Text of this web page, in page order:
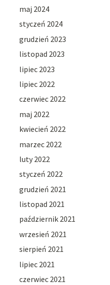
maj 2024
styczeń 2024
grudzień 2023
listopad 2023
lipiec 2023
lipiec 2022
czerwiec 2022
maj 2022
kwiecień 2022
marzec 2022
luty 2022
styczeń 2022
grudzień 2021
listopad 2021
październik 2021
wrzesień 2021
sierpień 2021
lipiec 2021
czerwiec 2021